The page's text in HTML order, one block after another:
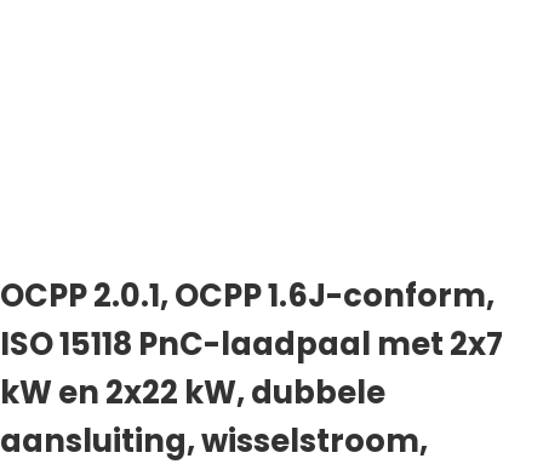
OCPP 2.0.1, OCPP 1.6J-conform,
ISO 15118 PnC-laadpaal met 2x7
kW en 2x22 kW, dubbele
aansluiting, wisselstroom,